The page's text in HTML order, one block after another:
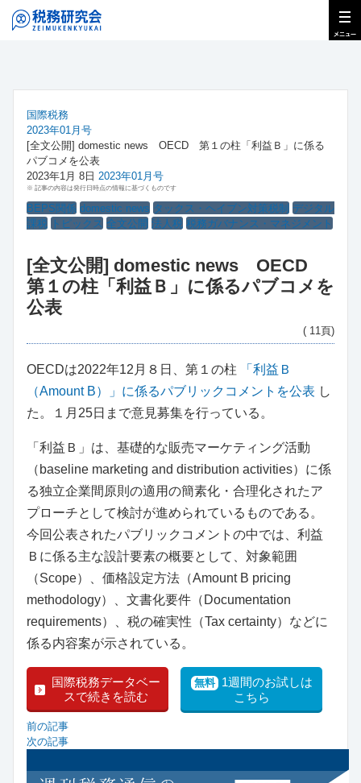
国際税務
2023年01月号
[全文公開] domestic news OECD 第１の柱「利益Ｂ」に係る
パブコメを公表
2023年1月 8日 2023年01月号
※ 記事の内容は発行日時点の情報に基づくものです
BEPS関係 domestic news タックス・ヘイブン対策税制 デジタル
課税 トピックス 全文公開 法人税 税務ガバナンス・マネジメント
[全文公開] domestic news OECD
第１の柱「利益Ｂ」に係るパブコメを
公表
( 11頁)
OECDは2022年12月８日、第１の柱
「利益Ｂ
（Amount B）」に係るパブリックコメントを公表 し
た。１月25日まで意見募集を行っている。
「利益Ｂ」は、基礎的な販売マーケティング活動
（baseline marketing and distribution activities）に係
る独立企業間原則の適用の簡素化・合理化されたア
プローチとして検討が進められているものである。
今回公表されたパブリックコメントの中では、利益
Ｂに係る主な設計要素の概要として、対象範囲
（Scope）、価格設定方法（Amount B pricing
methodology）、文書化要件（Documentation
requirements）、税の確実性（Tax certainty）などに
係る内容案が示されている。
国際税務データベー
スで続きを読む
無料 1週間のお試しは
こちら
前の記事
次の記事